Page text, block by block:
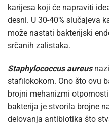
karijesa koji će napraviti
desni. U 30-40% slučajeva
može nastati bakterijski
srčanih zalistaka.
Staphylococcus aureus
stafilokokom. Ono što ovu
brojni mehanizmi
bakterija je stvorila brojne
delovanja antibiotika što